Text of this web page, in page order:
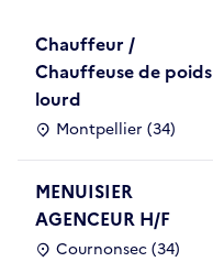
Chauffeur /
Chauffeuse de poids
lourd
Montpellier (34)
MENUISIER
AGENCEUR H/F
Cournonsec (34)